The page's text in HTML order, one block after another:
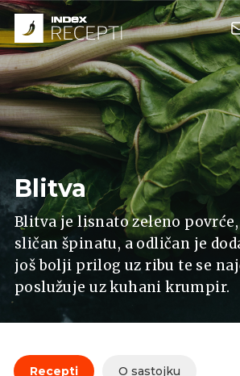
Blitva
Blitva je lisnato zeleno
sličan špinatu, a odličan je
još bolji prilog uz ribu te se
poslužuje uz kuhani krumpir.
Recepti O sastojku